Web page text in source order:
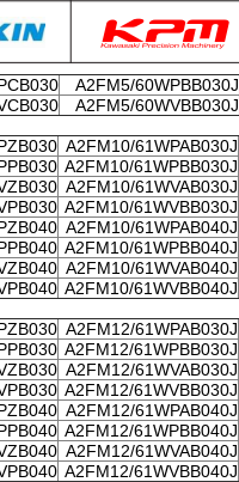
A2FM5/60WPBB030J
A2FM5/60WVBB030J
A2FM10/61WPAB030J
A2FM10/61WPBB030J
A2FM10/61WVAB030J
A2FM10/61WVBB030J
A2FM10/61WPAB040J
A2FM10/61WPBB040J
A2FM10/61WVAB040J
A2FM10/61WVBB040J
A2FM12/61WPAB030J
A2FM12/61WPBB030J
A2FM12/61WVAB030J
A2FM12/61WVBB030J
A2FM12/61WPAB040J
A2FM12/61WPBB040J
A2FM12/61WVAB040J
A2FM12/61WVBB040J